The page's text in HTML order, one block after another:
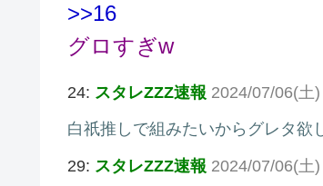
>>16
グロすぎw
24: スタレZZZ速報 2024/07/06(土
白祇推しで組みたいからグレタ欲
29: スタレZZZ速報 2024/07/06(土